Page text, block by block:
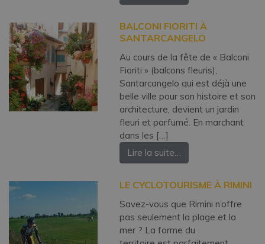
BALCONI FIORITI À
SANTARCANGELO
Au cours de la fête de « Balconi
Fioriti » (balcons fleuris),
Santarcangelo qui est déjà une
belle ville pour son histoire et son
architecture, devient un jardin
fleuri et parfumé. En marchant
dans les […]
Lire la suite…
LE CYCLOTOURISME À RIMINI
Savez-vous que Rimini n’offre
pas seulement la plage et la
mer ? La forme du